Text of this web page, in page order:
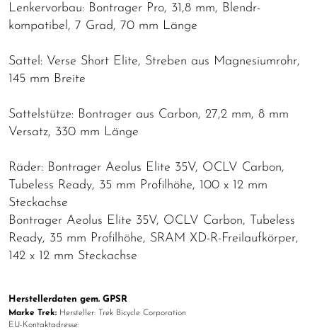
Lenkervorbau: Bontrager Pro, 31,8 mm, Blendr-
kompatibel, 7 Grad, 70 mm Länge
Sattel: Verse Short Elite, Streben aus Magnesiumrohr,
145 mm Breite
Sattelstütze: Bontrager aus Carbon, 27,2 mm, 8 mm
Versatz, 330 mm Länge
Räder: Bontrager Aeolus Elite 35V, OCLV Carbon,
Tubeless Ready, 35 mm Profilhöhe, 100 x 12 mm
Steckachse
Bontrager Aeolus Elite 35V, OCLV Carbon, Tubeless
Ready, 35 mm Profilhöhe, SRAM XD-R-Freilaufkörper,
142 x 12 mm Steckachse
Herstellerdaten gem. GPSR
Marke Trek: Hersteller: Trek Bicycle Corporation
EU-Kontaktadresse: